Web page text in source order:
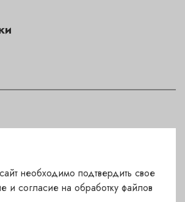
необходимо подтвердить свое
и согласие на обработку файлов